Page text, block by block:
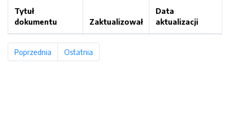
Tytuł
dokumentu
Zaktualizował
Data
aktualizacji
Poprzednia stronaOstatnia